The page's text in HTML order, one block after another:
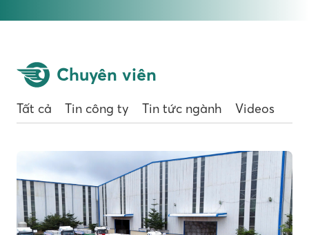
Chuyên viên
Tất cả Tin công ty Tin tức ngành Videos